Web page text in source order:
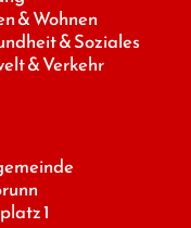
& Wohnen
& Soziales
& Verkehr
1